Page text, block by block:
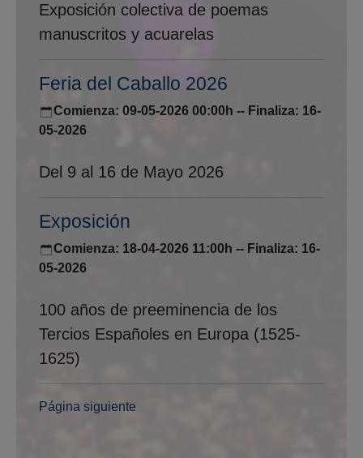
Exposición colectiva de poemas
manuscritos y acuarelas
Feria del Caballo 2026
Comienza: 09-05-2026 00:00h -- Finaliza: 16-
05-2026
Del 9 al 16 de Mayo 2026
Exposición
Comienza: 18-04-2026 11:00h -- Finaliza: 16-
05-2026
100 años de preeminencia de los
Tercios Españoles en Europa (1525-
1625)
Página siguiente